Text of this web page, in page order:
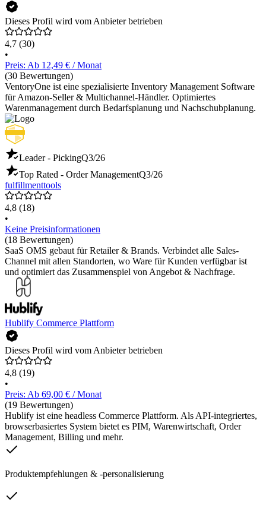
Dieses Profil wird vom Anbieter betrieben
4,7 (30)
•
Preis: Ab 12,49 € / Monat
(30 Bewertungen)
VentoryOne ist eine spezialisierte Inventory Management Software
für Amazon-Seller & Multichannel-Händler. Optimiertes
Warenmanagement durch Bedarfsplanung und Nachschubplanung.
Leader - PickingQ3/26
Top Rated - Order ManagementQ3/26
fulfillmenttools
4,8 (18)
•
Keine Preisinformationen
(18 Bewertungen)
SaaS OMS gebaut für Retailer & Brands. Verbindet alle Sales-
Channel mit allen Standorten, wo Ware für Kunden verfügbar ist
und optimiert das Zusammenspiel von Angebot & Nachfrage.
Hublify Commerce Plattform
Dieses Profil wird vom Anbieter betrieben
4,8 (19)
•
Preis: Ab 69,00 € / Monat
(19 Bewertungen)
Hublify ist eine headless Commerce Plattform. Als API-integriertes,
browserbasiertes System bietet es PIM, Warenwirtschaft, Order
Management, Billing und mehr.
Produktempfehlungen & -personalisierung